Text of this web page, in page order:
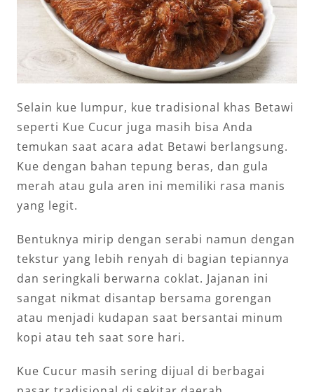
Selain kue lumpur, kue tradisional khas Betawi
seperti Kue Cucur juga masih bisa Anda
temukan saat acara adat Betawi berlangsung.
Kue dengan bahan tepung beras, dan gula
merah atau gula aren ini memiliki rasa manis
yang legit.
Bentuknya mirip dengan serabi namun dengan
tekstur yang lebih renyah di bagian tepiannya
dan seringkali berwarna coklat. Jajanan ini
sangat nikmat disantap bersama gorengan
atau menjadi kudapan saat bersantai minum
kopi atau teh saat sore hari.
Kue Cucur masih sering dijual di berbagai